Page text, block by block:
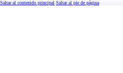
Saltar al contenido principal Saltar al pie de página